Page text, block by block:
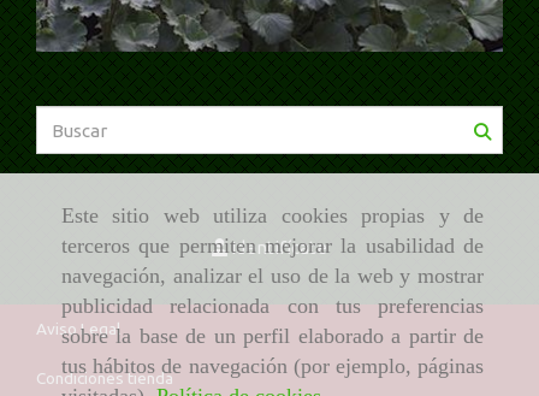
Este sitio web utiliza cookies propias y de
terceros que permiten mejorar la usabilidad de
navegación, analizar el uso de la web y mostrar
publicidad relacionada con tus preferencias
sobre la base de un perfil elaborado a partir de
tus hábitos de navegación (por ejemplo, páginas
Identifícate
Aviso Legal
Condiciones tienda